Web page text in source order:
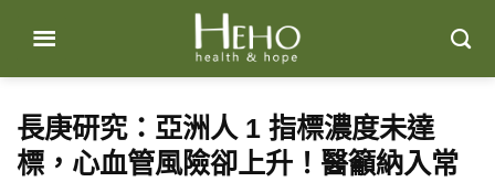
content
長庚研究：亞洲人 1 指標濃度未達
標，心血管風險卻上升！醫籲納入常